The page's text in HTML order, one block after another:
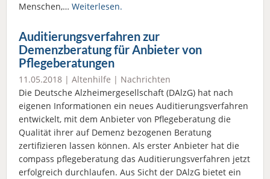
Menschen,… Weiterlesen.
Auditierungsverfahren zur
Demenzberatung für Anbieter von
Pflegeberatungen
11.05.2018 | Altenhilfe | Nachrichten
Die Deutsche Alzheimergesellschaft (DAlzG) hat nach
eigenen Informationen ein neues Auditierungsverfahren
entwickelt, mit dem Anbieter von Pflegeberatung die
Qualität ihrer auf Demenz bezogenen Beratung
zertifizieren lassen können. Als erster Anbieter hat die
compass pflegeberatung das Auditierungsverfahren jetzt
erfolgreich durchlaufen. Aus Sicht der DAlzG bietet ein